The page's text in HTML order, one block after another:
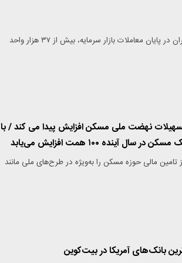
​امروز (سه شنبه ۲۳ بهمن‌ماه) شاخص کل بورس تهران در پایان معاملات بازار سرمایه، بیش از ۳۷ هزار واحد
نهضت ملی مسکن افزایش پیدا می کند / با
۱۰۰ همت افزایش می‌یابد
مالی حوزه مسکن را به‌ویژه در طرح‌های ملی مانند
بانک‌های آمریکا در بیت‌کوین